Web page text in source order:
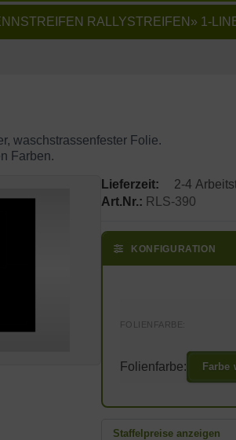
RALLYSTREIFEN » 1-
waschstrassenfester Folie.
Farben.
Lieferzeit:
2-4
Art.Nr.: RLS-390
KONFIGURATION
FOLIENFARBE:
Folienfarbe: Farbe
Staffelpreise anzeigen